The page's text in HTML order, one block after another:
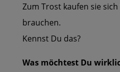
Zum Trost kaufen sie
brauchen.
Kennst Du das?
Was möchtest Du